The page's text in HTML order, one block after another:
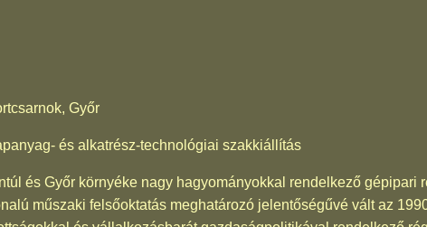
Győr
és alkatrész-technológiai szakkiállítás
és Győr környéke nagy hagyományokkal rendelkező gépipari
műszaki felsőoktatás meghatározó jelentőségűvé vált az